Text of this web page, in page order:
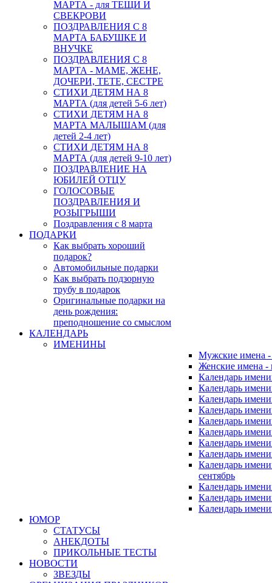
МАРТА - для ТЕЩИ И
СВЕКРОВИ
ПОЗДРАВЛЕНИЯ С 8
МАРТА БАБУШКЕ И
ВНУЧКЕ
ПОЗДРАВЛЕНИЯ С 8
МАРТА - МАМЕ, ЖЕНЕ,
ДОЧЕРИ, ТЕТЕ, СЕСТРЕ
СТИХИ ДЕТЯМ НА 8
МАРТА (для детей 5-6 лет)
СТИХИ ДЕТЯМ НА 8
МАРТА МАЛЫШАМ (для
детей 2-4 лет)
СТИХИ ДЕТЯМ НА 8
МАРТА (для детей 9-10 лет)
ПОЗДРАВЛЕНИЕ НА
ЮБИЛЕЙ ОТЦУ
ГОЛОСОВЫЕ
ПОЗДРАВЛЕНИЯ И
РОЗЫГРЫШИ
Поздравления с 8 марта
ПОДАРКИ
Как выбрать хороший
подарок?
Автомобильные подарки
Как выбрать подзорную
трубу в подарок
Оригинальные подарки на
день рождения:
преподношение со смыслом
КАЛЕНДАРЬ
ИМЕНИНЫ
Мужские имена
Женские имена
Календарь
Календарь
Календарь
Календарь
Календарь
Календарь
Календарь
Календарь
Календарь
сентябрь
Календарь
Календарь
Календарь
ЮМОР
СТАТУСЫ
АНЕКДОТЫ
ПРИКОЛЬНЫЕ ТЕСТЫ
НОВОСТИ
ЗВЕЗДЫ